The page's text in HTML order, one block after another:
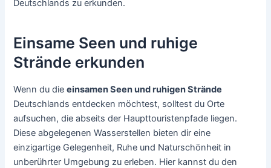
Deutschlands zu erkunden.
Einsame Seen und ruhige
Strände erkunden
Wenn du dieeinsamen Seen und ruhigen Strände
Deutschlands entdecken möchtest, solltest du Orte
aufsuchen, die abseits der Haupttouristenpfade liegen.
Diese abgelegenen Wasserstellen bieten dir eine
einzigartige Gelegenheit, Ruhe und Naturschönheit in
unberührter Umgebung zu erleben. Hier kannst du den